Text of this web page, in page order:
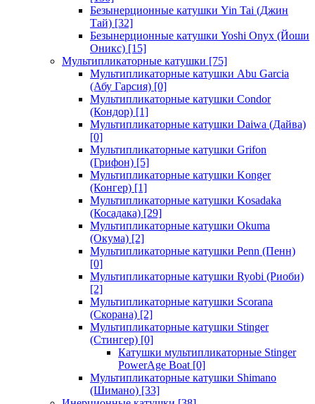
Безынерционные катушки Yin Tai (Джин
Тай) [32]
Безынерционные катушки Yoshi Onyx (Йоши
Оникс) [15]
Мультипликаторные катушки [75]
Мультипликаторные катушки Abu Garcia
(Абу Гарсия) [0]
Мультипликаторные катушки Condor
(Кондор) [1]
Мультипликаторные катушки Daiwa (Дайва)
[0]
Мультипликаторные катушки Grifon
(Грифон) [5]
Мультипликаторные катушки Konger
(Конгер) [1]
Мультипликаторные катушки Kosadaka
(Косадака) [29]
Мультипликаторные катушки Okuma
(Окума) [2]
Мультипликаторные катушки Penn (Пенн)
[0]
Мультипликаторные катушки Ryobi (Риоби)
[2]
Мультипликаторные катушки Scorana
(Скорана) [2]
Мультипликаторные катушки Stinger
(Стингер) [0]
Катушки мультипликаторные Stinger
PowerAge Boat [0]
Мультипликаторные катушки Shimano
(Шимано) [33]